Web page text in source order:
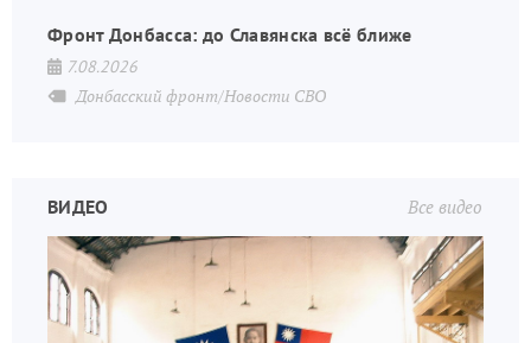
Фронт Донбасса: до Славянска всё ближе
7.08.2026
Донбасский фронт/Новости СВО
Все видео
ВИДЕО